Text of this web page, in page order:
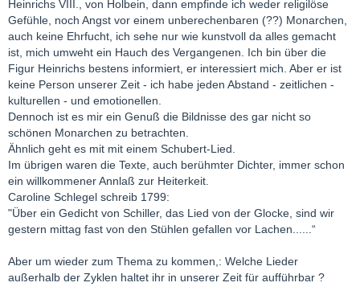
Heinrichs VIII., von Holbein, dann empfinde ich weder religilöse
Gefühle, noch Angst vor einem unberechenbaren (??) Monarchen,
auch keine Ehrfucht, ich sehe nur wie kunstvoll da alles gemacht
ist, mich umweht ein Hauch des Vergangenen. Ich bin über die
Figur Heinrichs bestens informiert, er interessiert mich. Aber er ist
keine Person unserer Zeit - ich habe jeden Abstand - zeitlichen -
kulturellen - und emotionellen.
Dennoch ist es mir ein Genuß die Bildnisse des gar nicht so
schönen Monarchen zu betrachten.
Ähnlich geht es mit mit einem Schubert-Lied.
Im übrigen waren die Texte, auch berühmter Dichter, immer schon
ein willkommener Annlaß zur Heiterkeit.
Caroline Schlegel schreib 1799:
"Über ein Gedicht von Schiller, das Lied von der Glocke, sind wir
gestern mittag fast von den Stühlen gefallen vor Lachen......“
Aber um wieder zum Thema zu kommen,: Welche Lieder
außerhalb der Zyklen haltet ihr in unserer Zeit für aufführbar ?